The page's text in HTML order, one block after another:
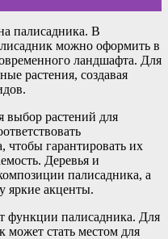
палисадника. В
можно оформить в
ландшафта. Для
растения, создавая
выбор растений для
чтобы гарантировать их
Деревья и
палисадника, а
яркие акценты.
функции палисадника. Для
может стать местом для